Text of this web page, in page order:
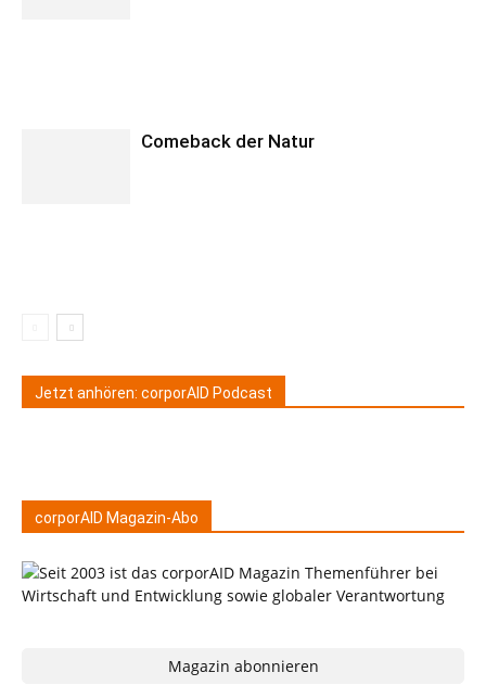
Comeback der Natur
Jetzt anhören: corporAID Podcast
corporAID Magazin-Abo
Magazin abonnieren